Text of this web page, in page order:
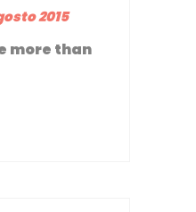
2015
more than